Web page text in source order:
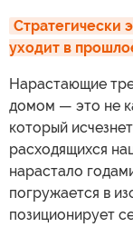
Стратегически
уходит в
Нарастающие
домом — это не
который
расходящихся
нарастало
погружается в
позиционирует